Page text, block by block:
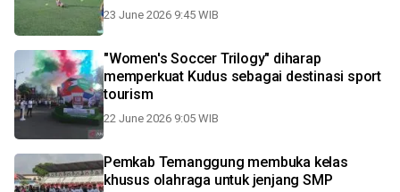
23 June 2026 9:45 WIB
"Women's Soccer Trilogy" diharap
memperkuat Kudus sebagai destinasi sport
tourism
22 June 2026 9:05 WIB
Pemkab Temanggung membuka kelas
khusus olahraga untuk jenjang SMP